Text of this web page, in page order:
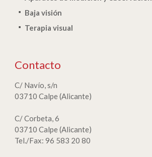
Baja visión
Terapia visual
Contacto
C/ Navío, s/n
03710 Calpe (Alicante)
C/ Corbeta, 6
03710 Calpe (Alicante)
Tel./Fax: 96 583 20 80